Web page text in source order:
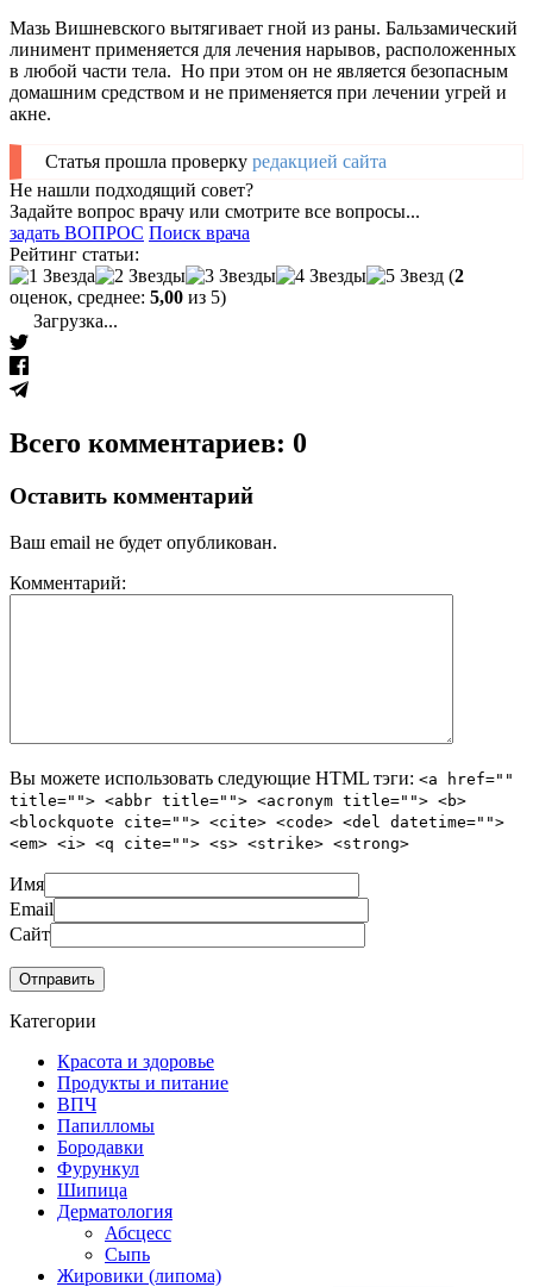
Мазь Вишневского вытягивает гной из раны. Бальзамический
линимент применяется для лечения нарывов, расположенных
в любой части тела. Но при этом он не является безопасным
домашним средством и не применяется при лечении угрей и
акне.
Статья прошла проверку редакцией сайта
Не нашли подходящий совет?
Задайте вопрос врачу или смотрите все вопросы...
задать ВОПРОС Поиск врача
Рейтинг статьи:
(2
оценок, среднее: 5,00 из 5)
Загрузка...
Всего комментариев: 0
Оставить комментарий
Ваш email не будет опубликован.
Комментарий:
Вы можете использовать следующие HTML тэги: <a href=""
title=""> <abbr title=""> <acronym title=""> <b>
<blockquote cite=""> <cite> <code> <del datetime="">
<em> <i> <q cite=""> <s> <strike> <strong>
Имя
Email
Сайт
Категории
Красота и здоровье
Продукты и питание
ВПЧ
Папилломы
Бородавки
Фурункул
Шипица
Дерматология
Абсцесс
Сыпь
Жировики (липома)